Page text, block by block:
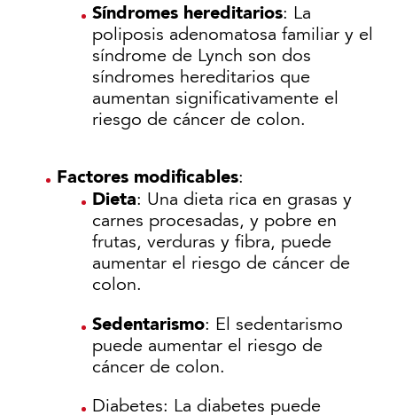
Síndromes hereditarios: La
poliposis adenomatosa familiar y el
síndrome de Lynch son dos
síndromes hereditarios que
aumentan significativamente el
riesgo de cáncer de colon.
Factores modificables:
Dieta: Una dieta rica en grasas y
carnes procesadas, y pobre en
frutas, verduras y fibra, puede
aumentar el riesgo de cáncer de
colon.
Sedentarismo: El sedentarismo
puede aumentar el riesgo de
cáncer de colon.
Diabetes: La diabetes puede